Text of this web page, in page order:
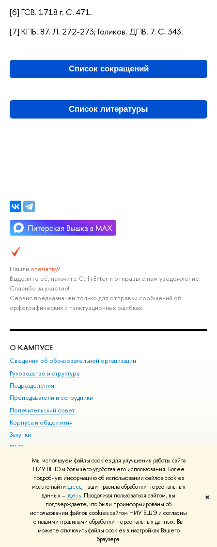
Мы используем файлы cookies для улучшения работы сайта
НИУ ВШЭ и большего удобства его использования. Более
подробную информацию об использовании файлов cookies
можно найти здесь, наши правила обработки персональных
данных –здесь. Продолжая пользоваться сайтом, вы
подтверждаете, что были проинформированы об
использовании файлов cookies сайтом НИУ ВШЭ и согласны
с нашими правилами обработки персональных данных. Вы
можете отключить файлы cookies в настройках Вашего
браузера.
✖
[6] ГСВ. 1718 г. С. 471.
[7] КПБ. 87. Л. 272-273; Голиков. ДПВ. 7. С. 343.
Список сокращений
Список литературы
Нашли опечатку?
Выделите её, нажмите Ctrl+Enter и отправьте нам уведомление.
Спасибо за участие!
Сервис предназначен только для отправки сообщений об
орфографических и пунктуационных ошибках.
О КАМПУСЕ
Сведения об образовательной организации
Руководство и структура
Подразделения
Преподаватели и сотрудники
Попечительский совет
Корпуса и общежития
Закупки
ВШЭ для студентов с ограниченными возможностями
здоровья и инвалидностью
Версия для слабовидящих
Единая платежная страница
© НИУ ВШЭ 1993–2026 Адреса и контакты Условия использования
материалов Политика конфиденциальности Карта сайта
Шрифты HSE Sans и HSE Slab разработаны вШколе дизайна НИУ ВШЭ